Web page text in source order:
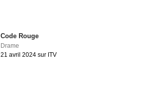
Code Rouge
Drame
21 avril 2024 sur ITV